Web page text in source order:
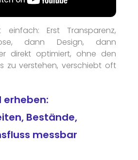
einfach: Erst Transparenz,
dann Design, dann
direkt optimiert, ohne den
zu verstehen, verschiebt oft
Bestände,
messbar